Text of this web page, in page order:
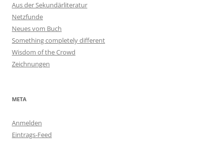
Aus der Sekundärliteratur
Netzfunde
Neues vom Buch
Something completely different
Wisdom of the Crowd
Zeichnungen
META
Anmelden
Eintrags-Feed